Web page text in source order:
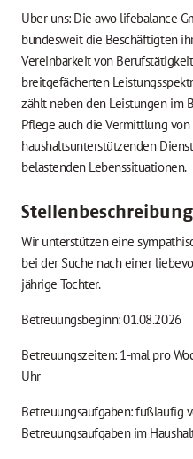
Über uns: Die awo lifebalance
bundesweit die Beschäftigten
Vereinbarkeit von
breitgefächerten
zählt neben den Leistungen im
Pflege auch die Vermittlung
haushaltsunterstützenden
belastenden Lebenssituationen.
Stellenbeschreibung
Wir unterstützen eine
bei der Suche nach einer
jährige Tochter.
Betreuungsbeginn: 01.08.2026
Betreuungszeiten: 1-mal pro
Uhr
Betreuungsaufgaben: fußläufig
Betreuungsaufgaben im